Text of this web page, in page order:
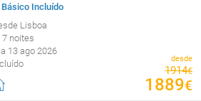
Incluído
Lisboa
noites
13 ago 2026
desde
1914€
1889€